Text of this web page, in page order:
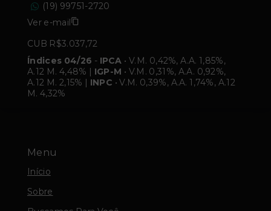
Menu
Início
Sobre
(19) 99751-2720
Ver e-mail
CUB R$3.037,72
Índices 04/26 - IPCA • V.M. 0,42%, A.A. 1,85%,
A.12 M. 4,48% | IGP-M • V.M. 0,31%, A.A. 0,92%,
A.12 M. 2,15% | INPC • V.M. 0,39%, A.A. 1,74%, A.12
M. 4,32%